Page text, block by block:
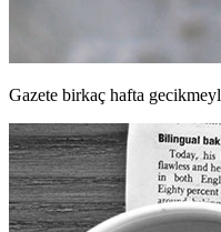
Gazete birkaç hafta